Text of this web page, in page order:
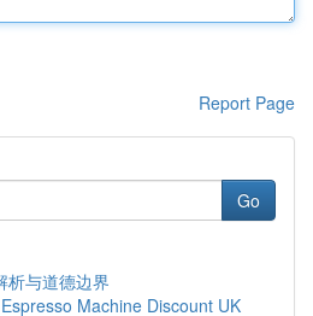
Report Page
Go
析与道德边界
Machine Discount UK